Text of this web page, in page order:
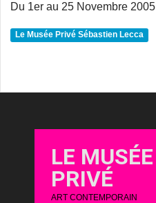
Du 1er au 25 Novembre 2005
Le Musée Privé Sébastien Lecca
LE MUSÉE
PRIVÉ
ART CONTEMPORAIN